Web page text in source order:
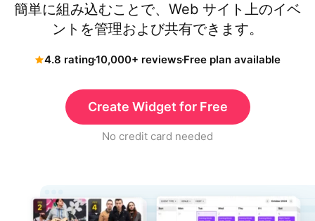
簡単に組み込むことで、Web サイト上のイベ
ントを管理および共有できます。
4.8 rating10,000+ reviewsFree plan available
Create Widget for Free
No credit card needed